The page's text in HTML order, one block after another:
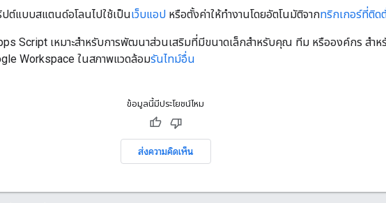
ต์แบบสแตนด์อโลนไปใช้เป็นเว็บแอป หรือตั้งค่าให้ทำงานโดยอัตโนมัติจากทริกเกอร์ที่ติด
Script เหมาะสำหรับการพัฒนาส่วนเสริมที่มีขนาดเล็กสำหรับคุณ ทีม หรือองค์กร สำห
Workspace ในสภาพแวดล้อมรันไทม์อื่น
ข้อมูลนี้มีประโยชน์ไหม
ส่งความคิดเห็น